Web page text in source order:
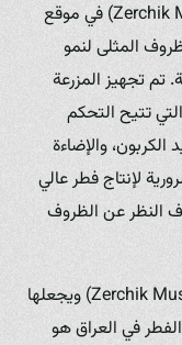
( Zerchik Mushroom Farm) في موقع
المثلى لنمو
تم تجهيز المزرعة
تتيح التحكم
الكربون، والإضاءة
لإنتاج فطر عالي
النظر عن الظروف
( Zerchik Mushroom Farm) ويجعلها
في العراق هو